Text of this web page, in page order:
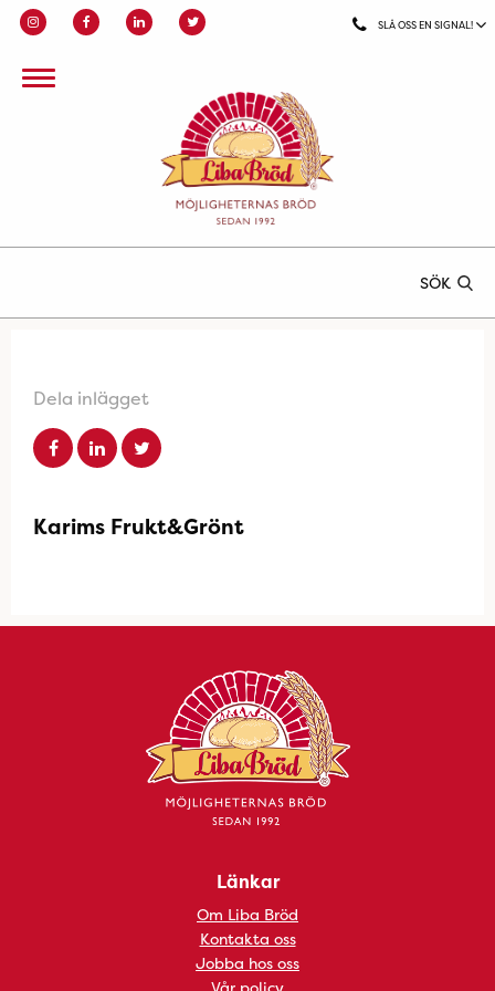
SLÅ OSS EN SIGNAL!
SÖK
Dela inlägget
Karims Frukt&Grönt
Länkar
Om Liba Bröd
Kontakta oss
Jobba hos oss